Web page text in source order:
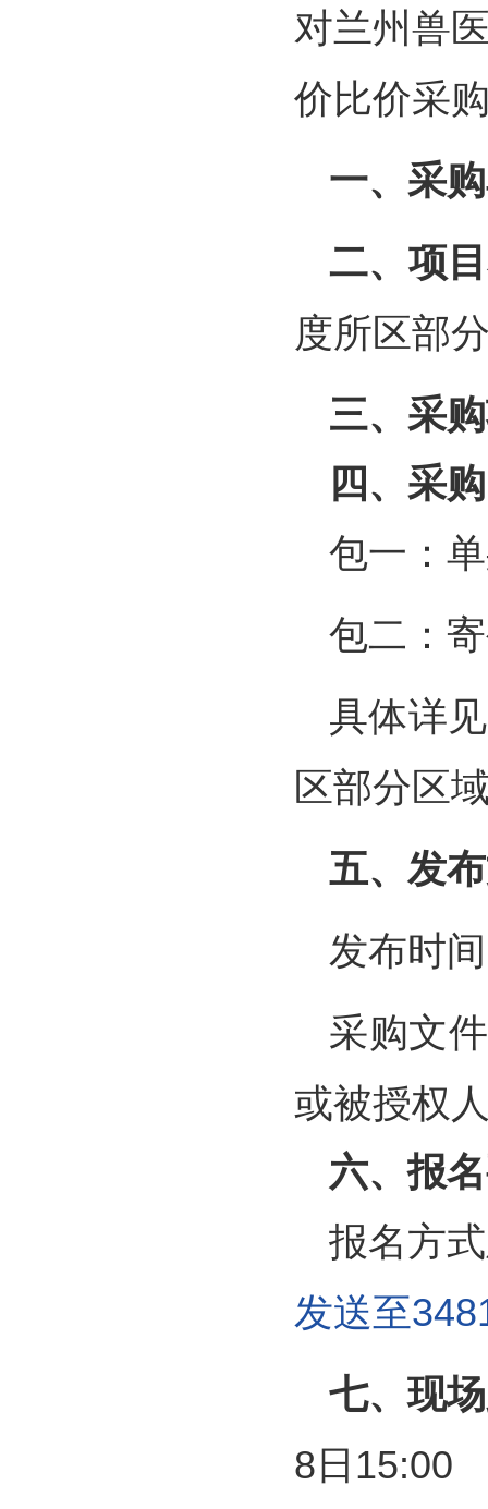
对兰州兽
价比价采
一、采
二、项
度所区部
三、采
四、采
包一：
包二：
具体详
区部分区
五、发
发布时
采购文
或被授权
六、报
报名方
发送至
七、现
8日15:00